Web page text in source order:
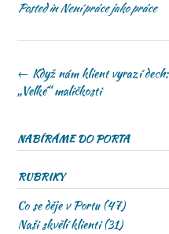
Posted inNení práce jako práce
Post
navigation
← Když nám klient vyrazí dech:
„Velké“ maličkosti
NABÍRÁME DO PORTA
RUBRIKY
Co se děje v Portu(47)
Naši skvělí klienti(31)